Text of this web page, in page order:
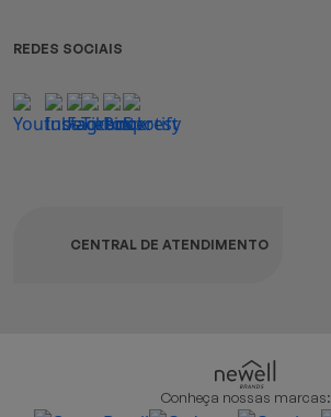
REDES SOCIAIS
CENTRAL DE ATENDIMENTO
Conheça nossas marcas: